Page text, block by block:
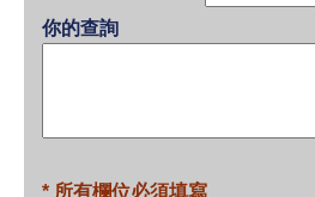
你的查詢
* 所有欄位必須填寫